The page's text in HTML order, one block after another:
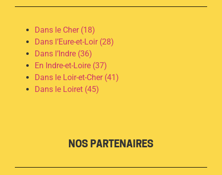
Dans le Cher (18)
Dans l’Eure-et-Loir (28)
Dans l’Indre (36)
En Indre-et-Loire (37)
Dans le Loir-et-Cher (41)
Dans le Loiret (45)
NOS PARTENAIRES